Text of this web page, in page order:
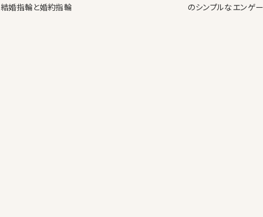
結婚指輪と婚約指輪
のシンプルなエンゲ